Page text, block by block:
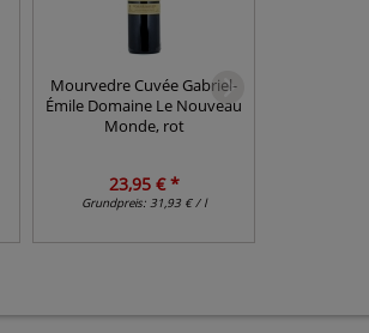
Mourvedre Cuvée Gabriel-
Émile Domaine Le Nouveau
Monde, rot
23,95 € *
Grundpreis: 31,93 € / l